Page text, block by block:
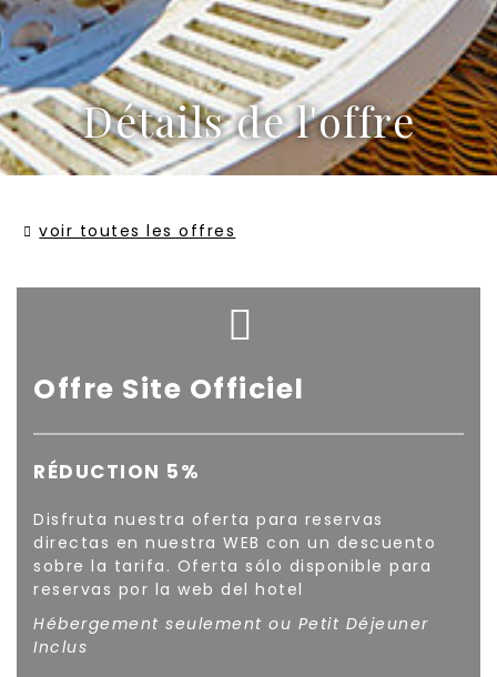
Détails de l'offre
voir toutes les offres
Offre Site Officiel
​​RÉDUCTION 5%
Disfruta nuestra oferta para reservas
directas en nuestra WEB con un descuento
sobre la tarifa. Oferta sólo disponible para
reservas por la web del hotel
Hébergement seulement ou Petit Déjeuner
Inclus